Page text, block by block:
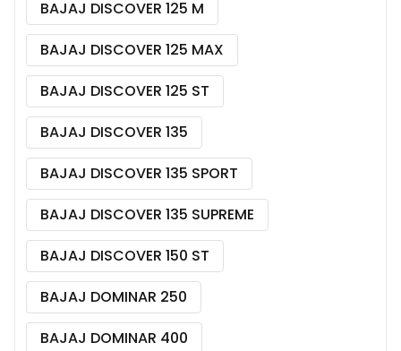
BAJAJ DISCOVER 125 M
BAJAJ DISCOVER 125 MAX
BAJAJ DISCOVER 125 ST
BAJAJ DISCOVER 135
BAJAJ DISCOVER 135 SPORT
BAJAJ DISCOVER 135 SUPREME
BAJAJ DISCOVER 150 ST
BAJAJ DOMINAR 250
BAJAJ DOMINAR 400